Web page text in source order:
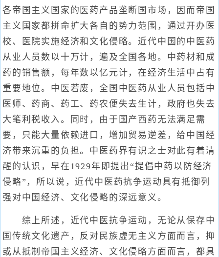
各帝国主义国家的医药产品垄断国市场，因而帝国
主义国家都拼命扩大各自的势力范围，通过开办医
校、医院实施经济和文化侵略。近代中国的中医药
从业人员数以十万计，遍及全国各地。中药材和成
药的销售额，每年数以亿元计，在经济生活中占有
重要地位。中医若废，全国中医药从业人员包括中
医师、药商、药工、药农便失去生计，政府也失去
大笔利税收入。同时，由于国产西药无法满足需
要，只能大量依赖进口，增加贸易逆差，给中国经
济带来沉重的负担。中医药界有识之士对此有着清
醒的认识，早在1929年即提出“提倡中药以防经济
侵略”，所以说，近代中医药抗争运动具有抵御列
强对中国经济、文化侵略的深远意义。
综上所述，近代中医抗争运动，无论从保存中
国传统文化遗产，反对民族虚无主义方面而言，抑
或从抵制帝国主义经济、文化侵略方面而言，都具